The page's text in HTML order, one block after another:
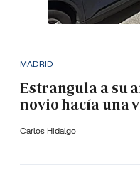
MADRID
Estrangula a su
novio hacía una
Carlos Hidalgo